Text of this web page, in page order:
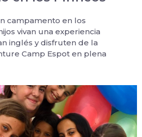
vivan una experiencia
inglés y disfruten de la
Camp Espot en plena